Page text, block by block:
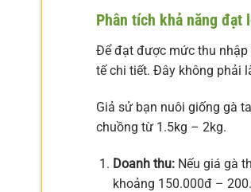
Phân tích khả năng
Để đạt được mức thu nhập
tế chi tiết. Đây không phải
Giả sử bạn nuôi giống gà
chuồng từ 1.5kg – 2kg.
Doanh thu:Nếu giá gà
khoảng 150.000đ –